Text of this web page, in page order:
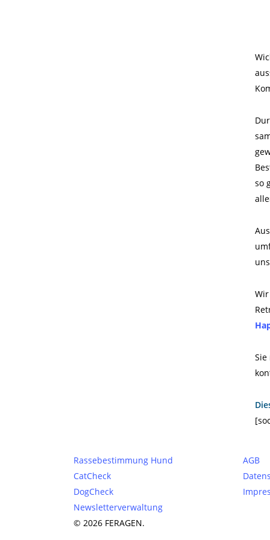
so
Rassebestimmung Hund
CatCheck
DogCheck
Newsletterverwaltung
AGB
© 2026 FERAGEN.